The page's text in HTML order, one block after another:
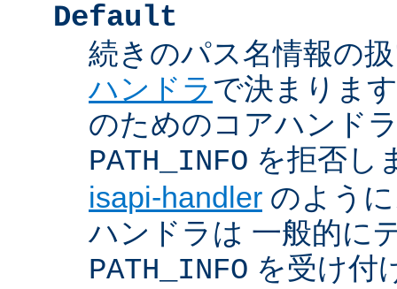
Default
続きのパス名情報の
ハンドラで決まりま
のためのコアハンド
PATH_INFO を拒否し
isapi-handler のよう
ハンドラは 一般的に
PATH_INFO を受け付